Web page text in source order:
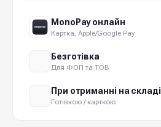
MonoPay онлайн
Картка, Apple/Google Pay
Безготівка
Для ФОП та ТОВ
При отриманні на складі
Готівкою / карткою